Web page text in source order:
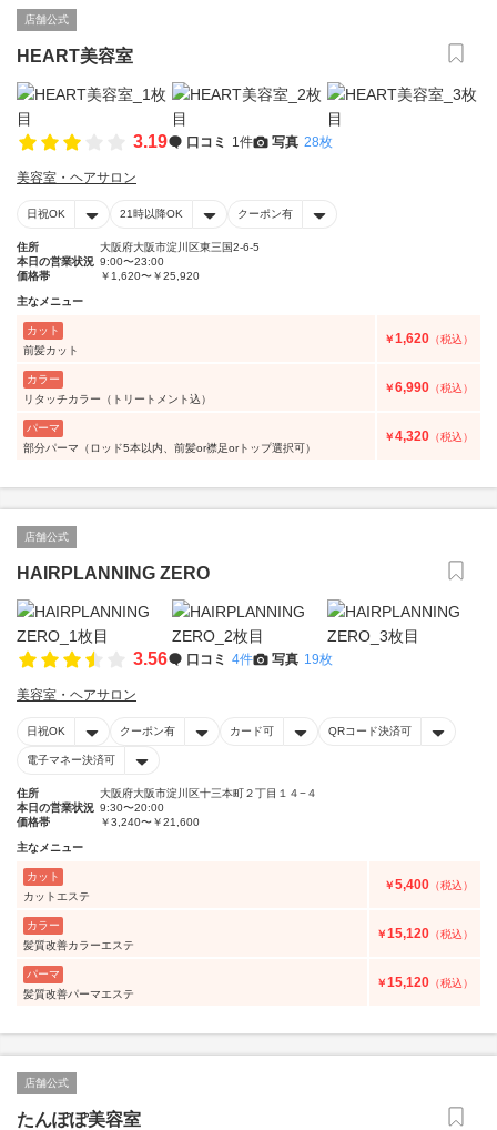
店舗公式
HEART美容室
3.19 口コミ 1件 写真 28枚
美容室・ヘアサロン
日祝OK 21時以降OK クーポン有
住所
大阪府大阪市淀川区東三国2-6-5
本日の営業状況 9:00〜23:00
価格帯
￥1,620〜￥25,920
主なメニュー
カット
前髪カット
￥1,620 （税込）
カラー
リタッチカラー（トリートメント込）
￥6,990 （税込）
パーマ
部分パーマ（ロッド5本以内、前髪or襟足orトップ選択可）
￥4,320 （税込）
店舗公式
HAIRPLANNING ZERO
3.56 口コミ 4件 写真 19枚
美容室・ヘアサロン
日祝OK クーポン有 カード可 QRコード決済可
電子マネー決済可
住所
大阪府大阪市淀川区十三本町２丁目１４−４
本日の営業状況 9:30〜20:00
価格帯
￥3,240〜￥21,600
主なメニュー
カット
カットエステ
￥5,400 （税込）
カラー
髪質改善カラーエステ
￥15,120 （税込）
パーマ
髪質改善パーマエステ
￥15,120 （税込）
店舗公式
たんぽぽ美容室